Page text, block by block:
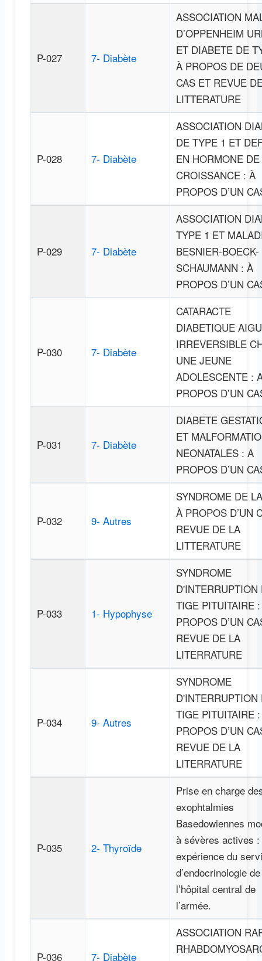
P-027 7- Diabète
ASSOCIATION
D’OPPENHEIM
ET DIABETE DE
À PROPOS DE
CAS ET REVUE
LITTERATURE
P-028 7- Diabète
ASSOCIATION
DE TYPE 1 ET
EN HORMONE DE
CROISSANCE : À
PROPOS D’UN
P-029 7- Diabète
ASSOCIATION
TYPE 1 ET
BESNIER-BOECK-
SCHAUMANN : À
PROPOS D’UN
P-030 7- Diabète
CATARACTE
DIABETIQUE
IRREVERSIBLE
UNE JEUNE
ADOLESCENTE :
PROPOS D’UN
P-031 7- Diabète
DIABETE
ET
NEONATALES : A
PROPOS D’UN
P-032 9- Autres
SYNDROME DE
À PROPOS D’UN
REVUE DE LA
LITTERATURE
P-033 1- Hypophyse
SYNDROME
D'INTERRUPTION
TIGE PITUITAIRE
PROPOS D’UN
REVUE DE LA
LITERRATURE
P-034 9- Autres
SYNDROME
D'INTERRUPTION
TIGE PITUITAIRE
PROPOS D’UN
REVUE DE LA
LITERRATURE
P-035 2- Thyroïde
Prise en charge
exophtalmies
Basedowiennes
à sévères actives :
expérience du
d’endocrinologie de
l’hôpital central de
l’armée.
P-036 7- Diabète
ASSOCIATION